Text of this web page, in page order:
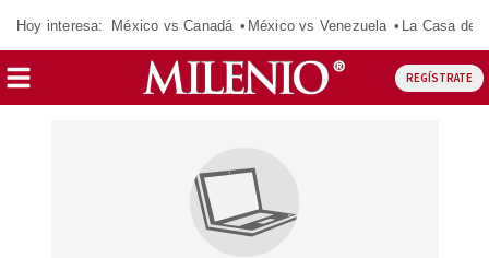
Hoy interesa: México vs Canadá México vs Venezuela La Casa de
REGÍSTRATE